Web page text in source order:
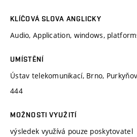
KLÍČOVÁ SLOVA ANGLICKY
Audio, Application, windows,
UMÍSTĚNÍ
Ústav telekomunikací, Brno,
444
MOŽNOSTI VYUŽITÍ
výsledek využívá pouze poskytovatel